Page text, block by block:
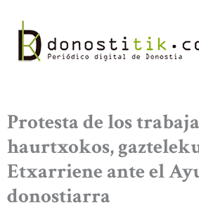
contenido
Protesta de los
haurtxokos,
Etxarriene ante el
donostiarra